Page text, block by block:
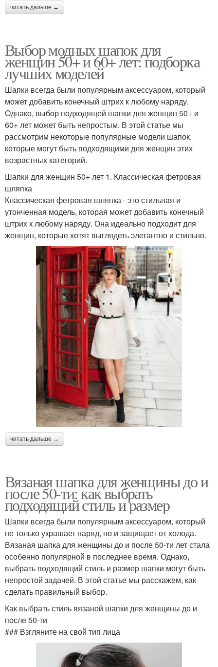
читать дальше →
Выбор модных шапок для
женщин 50+ и 60+ лет: подборка
лучших моделей
Шапки всегда были популярным аксессуаром, который
может добавить конечный штрих к любому наряду.
Однако, выбор подходящей шапки для женщин 50+ и
60+ лет может быть непростым. В этой статье мы
рассмотрим некоторые популярные модели шапок,
которые могут быть подходящими для женщин этих
возрастных категорий.
Шапки для женщин 50+ лет 1. Классическая фетровая
шляпка
Классическая фетровая шляпка - это стильная и
утонченная модель, которая может добавить конечный
штрих к любому наряду. Она идеально подходит для
женщин, которые хотят выглядеть элегантно и стильно.
читать дальше →
Вязаная шапка для женщины до и
после 50-ти: как выбрать
подходящий стиль и размер
Шапки всегда были популярным аксессуаром, который
не только украшает наряд, но и защищает от холода.
Вязаная шапка для женщины до и после 50-ти лет стала
особенно популярной в последнее время. Однако,
выбрать подходящий стиль и размер шапки могут быть
непростой задачей. В этой статье мы расскажем, как
сделать правильный выбор.
Как выбрать стиль вязаной шапки для женщины до и
после 50-ти
### Взгляните на свой тип лица